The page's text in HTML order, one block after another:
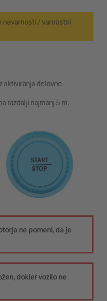
nevarnosti / varnostni
aktiviranja delovne
razdalji najmanj 5 m.
ne pomeni, da je
dokler vozilo ne